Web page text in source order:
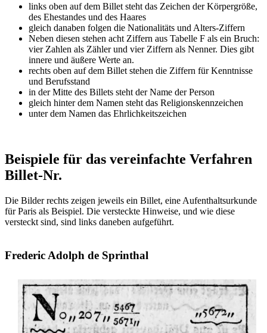
links oben auf dem Billet steht das Zeichen der Körpergröße,
des Ehestandes und des Haares
gleich danaben folgen die Nationalitäts und Alters-Ziffern
Neben diesen stehen acht Ziffern aus Tabelle F als ein Bruch:
vier Zahlen als Zähler und vier Ziffern als Nenner. Dies gibt
innere und äußere Werte an.
rechts oben auf dem Billet stehen die Ziffern für Kenntnisse
und Berufsstand
in der Mitte des Billets steht der Name der Person
gleich hinter dem Namen steht das Religionskennzeichen
unter dem Namen das Ehrlichkeitszeichen
Beispiele für das vereinfachte Verfahren
Billet-Nr.
Die Bilder rechts zeigen jeweils ein Billet, eine Aufenthaltsurkunde
für Paris als Beispiel. Die versteckte Hinweise, und wie diese
versteckt sind, sind links daneben aufgeführt.
Frederic Adolph de Sprinthal